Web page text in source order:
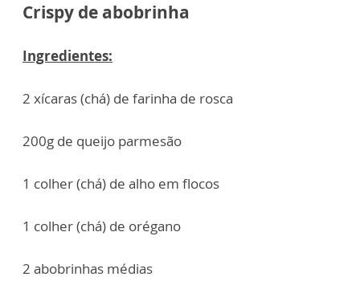
Crispy de abobrinha
Ingredientes:
2 xícaras (chá) de farinha de rosca
200g de queijo parmesão
1 colher (chá) de alho em flocos
1 colher (chá) de orégano
2 abobrinhas médias